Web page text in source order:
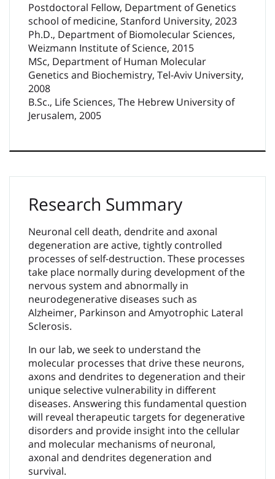
Postdoctoral Fellow, Department of Genetics
school of medicine, Stanford University, 2023
Ph.D., Department of Biomolecular Sciences,
Weizmann Institute of Science, 2015
MSc, Department of Human Molecular
Genetics and Biochemistry, Tel-Aviv University,
2008
B.Sc., Life Sciences, The Hebrew University of
Jerusalem, 2005
Research Summary
Neuronal cell death, dendrite and axonal
degeneration are active, tightly controlled
processes of self-destruction. These processes
take place normally during development of the
nervous system and abnormally in
neurodegenerative diseases such as
Alzheimer, Parkinson and Amyotrophic Lateral
Sclerosis.
In our lab, we seek to understand the
molecular processes that drive these neurons,
axons and dendrites to degeneration and their
unique selective vulnerability in different
diseases. Answering this fundamental question
will reveal therapeutic targets for degenerative
disorders and provide insight into the cellular
and molecular mechanisms of neuronal,
axonal and dendrites degeneration and
survival.